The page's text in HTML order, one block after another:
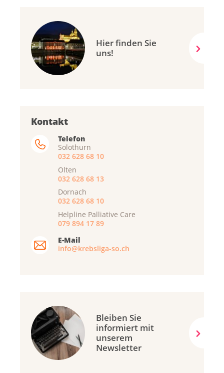
Hier finden Sie
uns!
Kontakt
Telefon
Solothurn
032 628 68 10
Olten
032 628 68 13
Dornach
032 628 68 10
Helpline Palliative Care
079 894 17 89
E-Mail
info@krebsliga-so.ch
Bleiben Sie
informiert mit
unserem
Newsletter